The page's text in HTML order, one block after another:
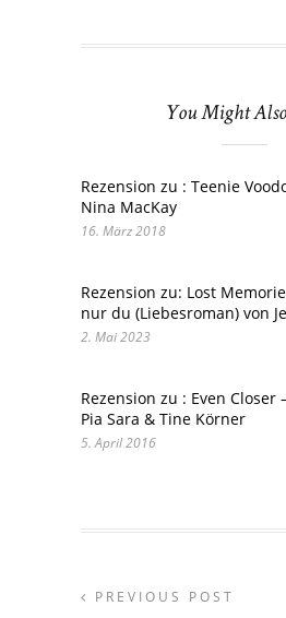
You Might
Rezension zu : Teenie
Nina MacKay
16. März 2018
Rezension zu: Lost
nur du (Liebesroman) von
2. Mai 2023
Rezension zu : Even Closer
Pia Sara & Tine Körner
5. April 2016
PREVIOUS POST